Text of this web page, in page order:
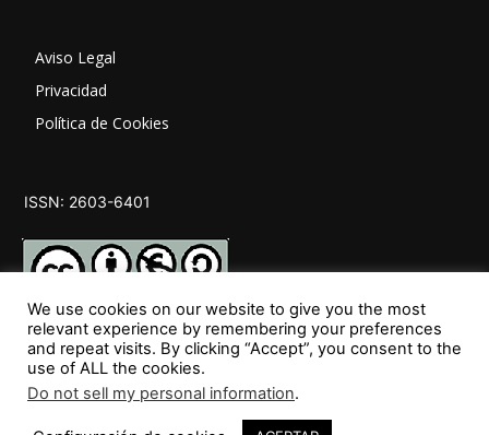
Aviso Legal
Privacidad
Política de Cookies
ISSN: 2603-6401
SÍGUENOS
We use cookies on our website to give you the most
relevant experience by remembering your preferences
and repeat visits. By clicking “Accept”, you consent to the
use of ALL the cookies.
Do not sell my personal information.